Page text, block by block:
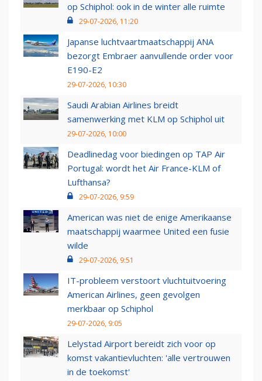
op Schiphol: ook in de winter alle ruimte
29-07-2026, 11:20
Japanse luchtvaartmaatschappij ANA
bezorgt Embraer aanvullende order voor
E190-E2
29-07-2026, 10:30
Saudi Arabian Airlines breidt
samenwerking met KLM op Schiphol uit
29-07-2026, 10:00
Deadlinedag voor biedingen op TAP Air
Portugal: wordt het Air France-KLM of
Lufthansa?
29-07-2026, 9:59
American was niet de enige Amerikaanse
maatschappij waarmee United een fusie
wilde
29-07-2026, 9:51
IT-probleem verstoort vluchtuitvoering
American Airlines, geen gevolgen
merkbaar op Schiphol
29-07-2026, 9:05
Lelystad Airport bereidt zich voor op
komst vakantievluchten: 'alle vertrouwen
in de toekomst'